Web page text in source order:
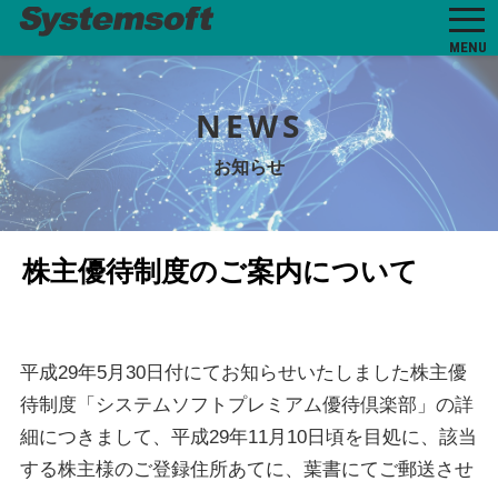
MENU
NEWS
お知らせ
株主優待制度のご案内について
平成29年5月30日付にてお知らせいたしました株主優
待制度「システムソフトプレミアム優待倶楽部」の詳
細につきまして、平成29年11月10日頃を目処に、該当
する株主様のご登録住所あてに、葉書にてご郵送させ